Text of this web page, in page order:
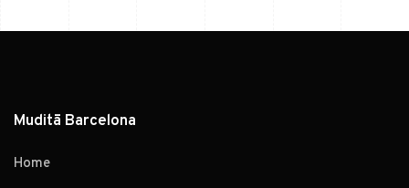
Muditā Barcelona
Home